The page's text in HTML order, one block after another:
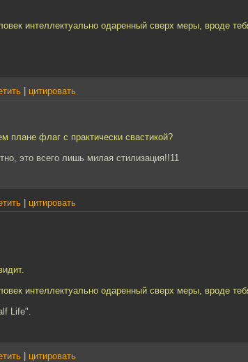
интеллектуально одаренный сверх меры, вроде
цитировать
плане флаг с практически свастикой?
это всего лишь милая стилизация!!11
цитировать
интеллектуально одаренный сверх меры, вроде
Life".
цитировать